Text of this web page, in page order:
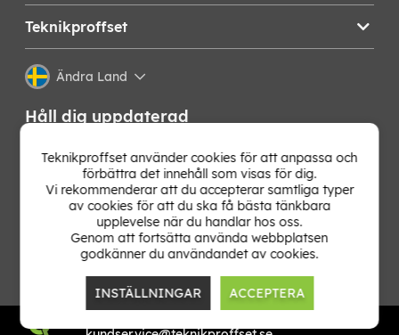
Teknikproffset
Ändra Land
Håll dig uppdaterad
Få de senaste nyheterna, hetaste erbjudandena och
bästa tipsen från oss direkt i din mejlkorg. Signa upp på
vårt nyhetsbrev!
Teknikproffset använder cookies för att anpassa och
förbättra det innehåll som visas för dig.
Vi rekommenderar att du accepterar samtliga typer
av cookies för att du ska få bästa tänkbara
upplevelse när du handlar hos oss.
Genom att fortsätta använda webbplatsen
godkänner du användandet av cookies.
INSTÄLLNINGAR ACCEPTERA